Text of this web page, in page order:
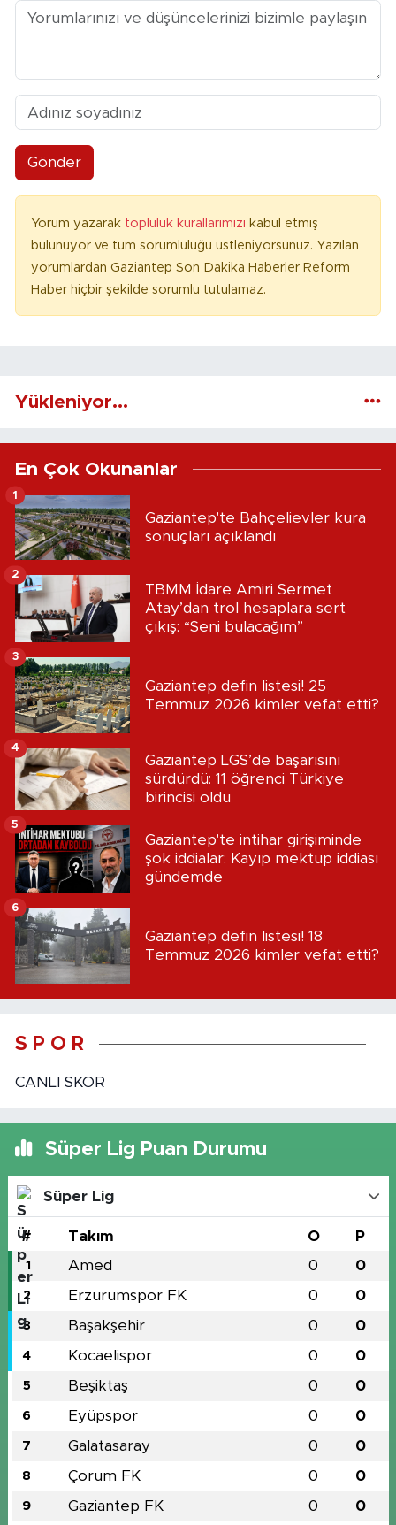
Gönder
Yorum yazarak topluluk kurallarımızı kabul etmiş
bulunuyor ve tüm sorumluluğu üstleniyorsunuz. Yazılan
yorumlardan Gaziantep Son Dakika Haberler Reform
Haber hiçbir şekilde sorumlu tutulamaz.
Yükleniyor...
En Çok Okunanlar
Gaziantep'te Bahçelievler kura
sonuçları açıklandı
1
TBMM İdare Amiri Sermet
Atay’dan trol hesaplara sert
çıkış: “Seni bulacağım”
2
Gaziantep defin listesi! 25
Temmuz 2026 kimler vefat etti?
3
Gaziantep LGS’de başarısını
sürdürdü: 11 öğrenci Türkiye
birincisi oldu
4
Gaziantep'te intihar girişiminde
şok iddialar: Kayıp mektup iddiası
gündemde
5
Gaziantep defin listesi! 18
Temmuz 2026 kimler vefat etti?
6
S P O R
CANLI SKOR
Süper Lig Puan Durumu
Süper Lig
# Takım O P
1 Amed 0 0
2 Erzurumspor FK 0 0
3 Başakşehir 0 0
4 Kocaelispor 0 0
5 Beşiktaş 0 0
6 Eyüpspor 0 0
7 Galatasaray 0 0
8 Çorum FK 0 0
9 Gaziantep FK 0 0